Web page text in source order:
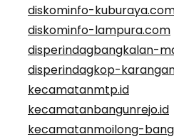
diskominfo-
diskominfo-lampura.com
disperindagbangkalan-
disperindagkop-
kecamatanmtp.id
kecamatanbangunrejo.id
kecamatanmoilong-